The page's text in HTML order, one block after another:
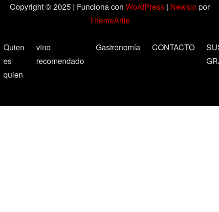
Copyright © 2025 | Funciona con WordPress | Newsiopor
ThemeArile
Quien
es
quien
vino
recomendado
Gastronomía CONTACTO